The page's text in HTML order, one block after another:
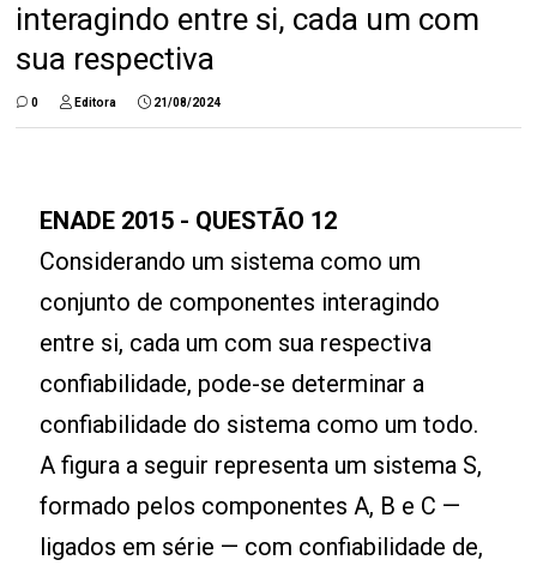
interagindo entre si, cada um com
sua respectiva
0 Editora 21/08/2024
ENADE 2015 - QUESTÃO 12
Considerando um sistema como um
conjunto de componentes interagindo
entre si, cada um com sua respectiva
confiabilidade, pode-se determinar a
confiabilidade do sistema como um todo.
A figura a seguir representa um sistema S,
formado pelos componentes A, B e C —
ligados em série — com confiabilidade de,